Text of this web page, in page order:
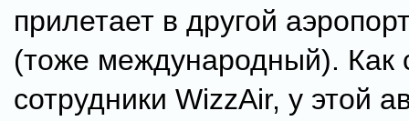
прилетает в другой
(тоже международный). Как
сотрудники WizzAir, у этой